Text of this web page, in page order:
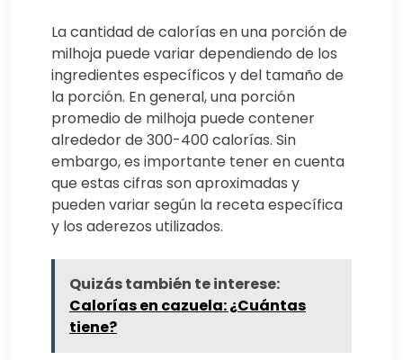
La cantidad de calorías en una porción de
milhoja puede variar dependiendo de los
ingredientes específicos y del tamaño de
la porción. En general, una porción
promedio de milhoja puede contener
alrededor de 300-400 calorías. Sin
embargo, es importante tener en cuenta
que estas cifras son aproximadas y
pueden variar según la receta específica
y los aderezos utilizados.
Quizás también te interese:
Calorías en cazuela: ¿Cuántas
tiene?